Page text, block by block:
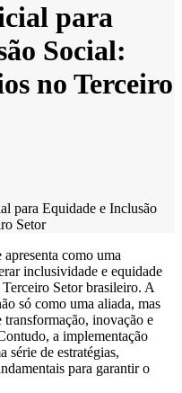
para
Social:
no Terceiro
para Equidade e Inclusão
Setor
como uma
inclusividade e equidade
Setor brasileiro. A
só como uma aliada, mas
inovação e
a implementação
série de estratégias,
para garantir o